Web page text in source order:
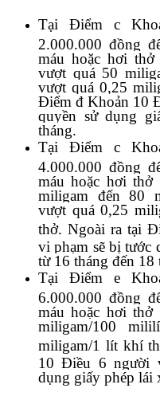
Tại Điểm c
2.000.000 đồng
máu hoặc hơi
vượt quá 50
vượt quá 0,25
Điểm đ Khoản 10
quyền sử dụng
tháng.
Tại Điểm c
4.000.000 đồng
máu hoặc hơi
miligam đến 80
vượt quá 0,25
thở. Ngoài ra tại
vi phạm sẽ bị tước
từ 16 tháng đến 18
Tại Điểm e
6.000.000 đồng
máu hoặc hơi
miligam/100
miligam/1 lít khí
10 Điều 6 người
dụng giấy phép lái